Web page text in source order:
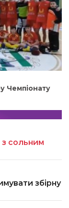
Чемпіонату
з сольним
збірну